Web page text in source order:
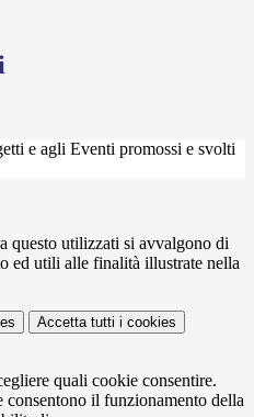
e agli Eventi promossi e svolti
questo utilizzati si avvalgono di
ed utili alle finalità illustrate nella
Accetta tutti i cookies
quali cookie consentire.
consentono il funzionamento della